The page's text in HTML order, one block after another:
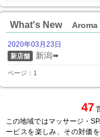
What's New Aroma
2020年03月23日
新店舗 新潟➠
ページ：1
47
この地域ではマッサージ・
ービスを楽しみ、その対価